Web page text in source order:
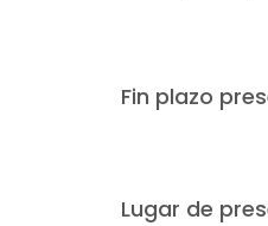
Fin plazo
Lugar de